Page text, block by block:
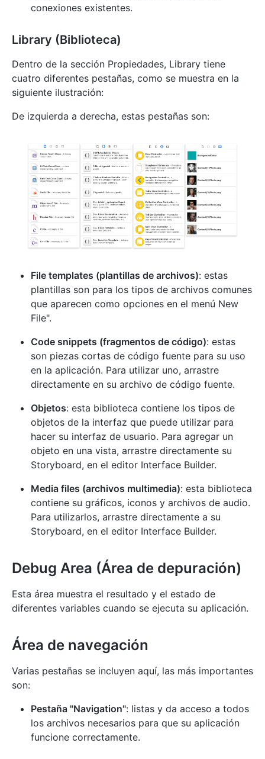
conexiones existentes.
Library (Biblioteca)
Dentro de la sección Propiedades, Library tiene
cuatro diferentes pestañas, como se muestra en la
siguiente ilustración:
De izquierda a derecha, estas pestañas son:
File templates (plantillas de archivos): estas
plantillas son para los tipos de archivos comunes
que aparecen como opciones en el menú New
File".
Code snippets (fragmentos de código): estas
son piezas cortas de código fuente para su uso
en la aplicación. Para utilizar uno, arrastre
directamente en su archivo de código fuente.
Objetos: esta biblioteca contiene los tipos de
objetos de la interfaz que puede utilizar para
hacer su interfaz de usuario. Para agregar un
objeto en una vista, arrastre directamente su
Storyboard, en el editor Interface Builder.
Media files (archivos multimedia): esta biblioteca
contiene su gráficos, iconos y archivos de audio.
Para utilizarlos, arrastre directamente a su
Storyboard, en el editor Interface Builder.
Debug Area (Área de depuración)
Esta área muestra el resultado y el estado de
diferentes variables cuando se ejecuta su aplicación.
Área de navegación
Varias pestañas se incluyen aquí, las más importantes
son:
Pestaña "Navigation": listas y da acceso a todos
los archivos necesarios para que su aplicación
funcione correctamente.